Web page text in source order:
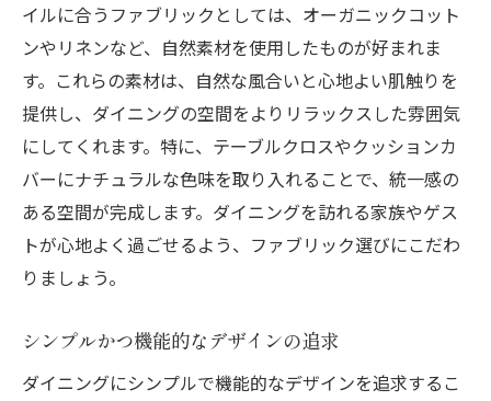
イルに合うファブリックとしては、オーガニックコット
ンやリネンなど、自然素材を使用したものが好まれま
す。これらの素材は、自然な風合いと心地よい肌触りを
提供し、ダイニングの空間をよりリラックスした雰囲気
にしてくれます。特に、テーブルクロスやクッションカ
バーにナチュラルな色味を取り入れることで、統一感の
ある空間が完成します。ダイニングを訪れる家族やゲス
トが心地よく過ごせるよう、ファブリック選びにこだわ
りましょう。
シンプルかつ機能的なデザインの追求
ダイニングにシンプルで機能的なデザインを追求するこ